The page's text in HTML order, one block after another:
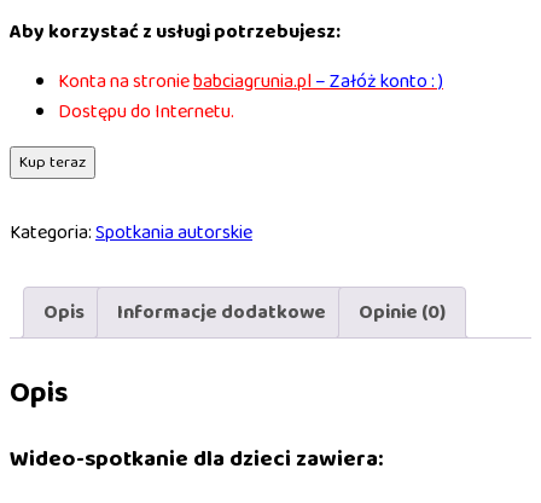
Aby korzystać z usługi potrzebujesz:
Konta na stroniebabciagrunia.pl– Załóż konto : )
Dostępu do Internetu.
ilość
autorskie
online
na
dni
Edyta
Kup teraz
Kategoria:Spotkania autorskie
Opis Informacje dodatkowe Opinie (0)
Opis
Wideo-spotkanie dla dzieci zawiera: